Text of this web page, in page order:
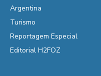
Argentina
Turismo
Reportagem Especial
Editorial H2FOZ